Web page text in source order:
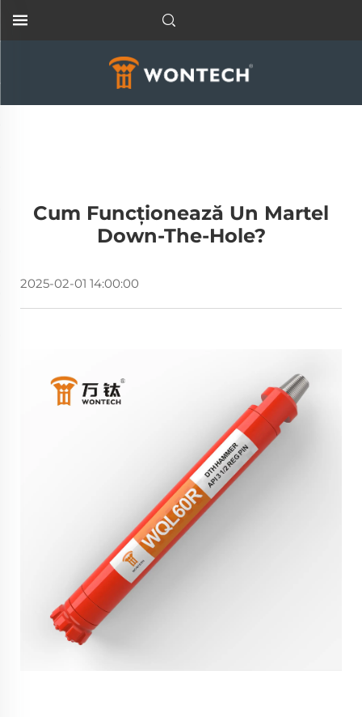
Cum Funcționează Un Martel
Down-The-Hole?
2025-02-01 14:00:00